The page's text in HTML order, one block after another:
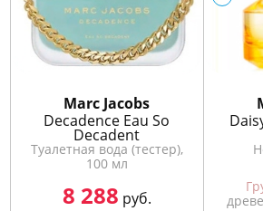
Marс Jacobs
Decadence Eau So
Decadent
Туалетная вода (тестер),
100 мл
8 288 руб.